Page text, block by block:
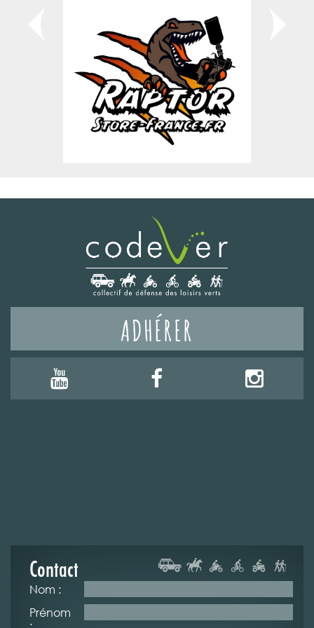
ADHÉRER
Contact
Nom :
Prénom